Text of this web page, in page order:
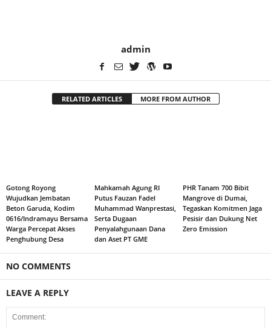
admin
RELATED ARTICLES MORE FROM AUTHOR
Gotong Royong
Wujudkan Jembatan
Beton Garuda, Kodim
0616/Indramayu Bersama
Warga Percepat Akses
Penghubung Desa
Mahkamah Agung RI
Putus Fauzan Fadel
Muhammad Wanprestasi,
Serta Dugaan
Penyalahgunaan Dana
dan Aset PT GME
PHR Tanam 700 Bibit
Mangrove di Dumai,
Tegaskan Komitmen Jaga
Pesisir dan Dukung Net
Zero Emission
NO COMMENTS
LEAVE A REPLY